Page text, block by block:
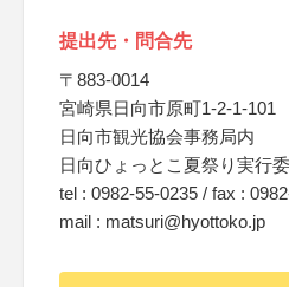
提出先・問合先
〒883-0014
宮崎県日向市原町1-2-1-101
日向市観光協会事務局内
日向ひょっとこ夏祭り実行
tel : 0982-55-0235 / fax :
mail : matsuri@hyottoko.jp